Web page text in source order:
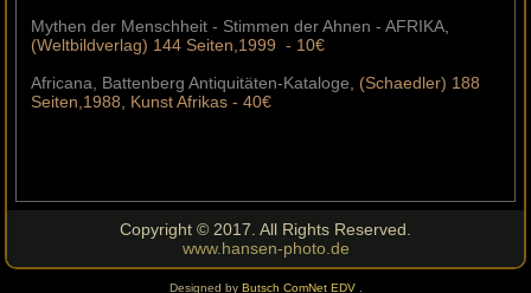
Mythen der Menschheit - Stimmen der Ahnen - AFRIKA,
(Weltbildverlag) 144 Seiten,1999 - 10€
Africana, Battenberg Antiquitäten-Kataloge, (Schaedler) 188
Seiten,1988, Kunst Afrikas - 40€
Copyright © 2017. All Rights Reserved.
www.hansen-photo.de
Designed by Butsch ComNet EDV .